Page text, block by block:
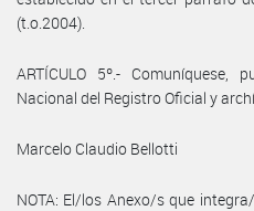
(t.o.2004).
ARTÍCULO 5º.- Comuníquese,
Nacional del Registro Oficial y
Marcelo Claudio Bellotti
NOTA: El/los Anexo/s que